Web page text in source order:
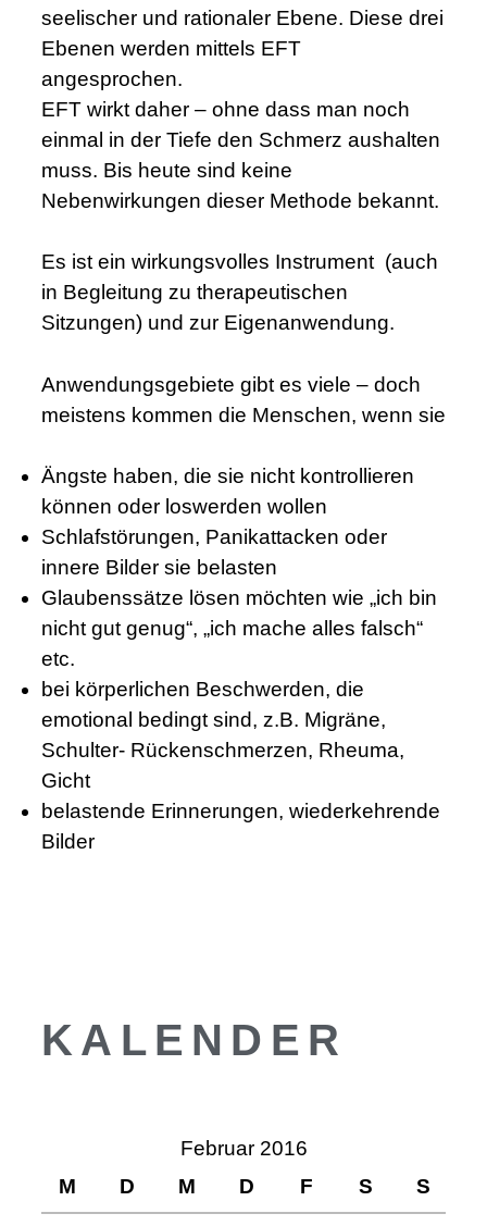
seelischer und rationaler Ebene. Diese drei
Ebenen werden mittels EFT
angesprochen.
EFT wirkt daher – ohne dass man noch
einmal in der Tiefe den Schmerz aushalten
muss. Bis heute sind keine
Nebenwirkungen dieser Methode bekannt.
Es ist ein wirkungsvolles Instrument (auch
in Begleitung zu therapeutischen
Sitzungen) und zur Eigenanwendung.
Anwendungsgebiete gibt es viele – doch
meistens kommen die Menschen, wenn sie
Ängste haben, die sie nicht kontrollieren
können oder loswerden wollen
Schlafstörungen, Panikattacken oder
innere Bilder sie belasten
Glaubenssätze lösen möchten wie „ich bin
nicht gut genug“, „ich mache alles falsch“
etc.
bei körperlichen Beschwerden, die
emotional bedingt sind, z.B. Migräne,
Schulter- Rückenschmerzen, Rheuma,
Gicht
belastende Erinnerungen, wiederkehrende
Bilder
KALENDER
Februar 2016
M
D M D F S S